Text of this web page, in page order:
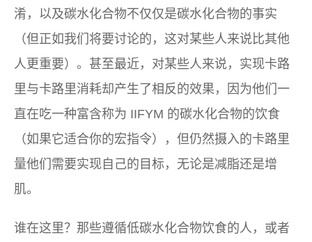
淆，以及碳水化合物不仅仅是碳水化合物的事实
（但正如我们将要讨论的，这对某些人来说比其他
人更重要）。甚至最近，对某些人来说，实现卡路
里与卡路里消耗却产生了相反的效果，因为他们一
直在吃一种富含称为 IIFYM 的碳水化合物的饮食
（如果它适合你的宏指令），但仍然摄入的卡路里
量他们需要实现自己的目标，无论是减脂还是增
肌。
谁在这里？那些遵循低碳水化合物饮食的人，或者